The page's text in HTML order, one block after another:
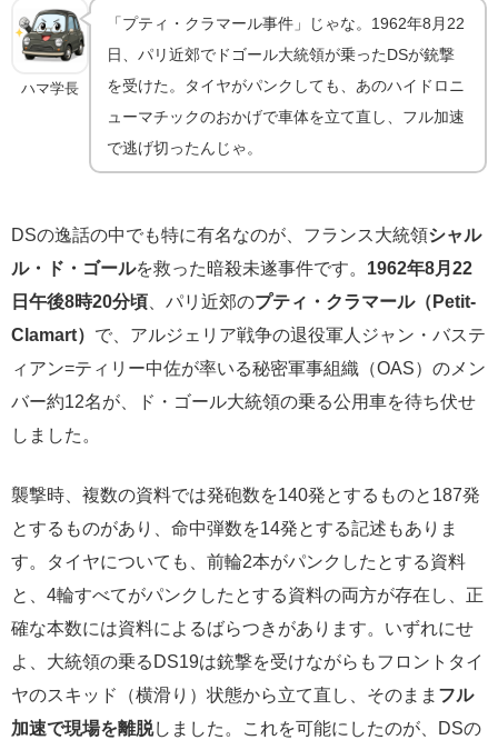
ハマ学長
「プティ・クラマール事件」じゃな。1962年8月22
日、パリ近郊でドゴール大統領が乗ったDSが銃撃
を受けた。タイヤがパンクしても、あのハイドロニ
ューマチックのおかげで車体を立て直し、フル加速
で逃げ切ったんじゃ。
DSの逸話の中でも特に有名なのが、フランス大統領シャル
ル・ド・ゴールを救った暗殺未遂事件です。 1962年8月22
日午後8時20分頃 、パリ近郊のプティ・クラマール（Petit-
Clamart） で、アルジェリア戦争の退役軍人ジャン・バステ
ィアン=ティリー中佐が率いる秘密軍事組織（OAS）のメン
バー約12名が、ド・ゴール大統領の乗る公用車を待ち伏せ
しました。
襲撃時、複数の資料では発砲数を140発とするものと187発
とするものがあり、命中弾数を14発とする記述もありま
す。タイヤについても、前輪2本がパンクしたとする資料
と、4輪すべてがパンクしたとする資料の両方が存在し、正
確な本数には資料によるばらつきがあります。いずれにせ
よ、大統領の乗るDS19は銃撃を受けながらもフロントタイ
ヤのスキッド（横滑り）状態から立て直し、そのまま フル
加速で現場を離脱しました。これを可能にしたのが、DSの